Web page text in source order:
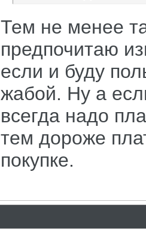
Тем не менее
предпочитаю
если и буду
жабой. Ну а
всегда надо
тем дороже
покупке.